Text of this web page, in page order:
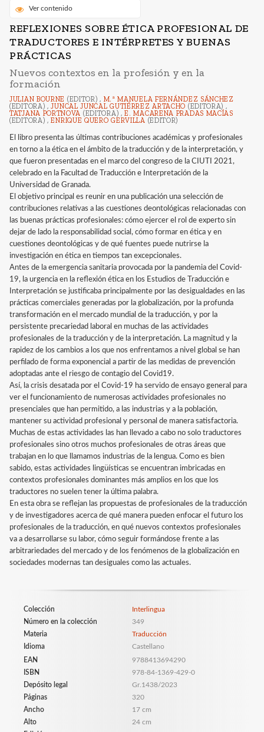
Ver contenido
REFLEXIONES SOBRE ÉTICA PROFESIONAL DE
TRADUCTORES E INTÉRPRETES Y BUENAS
PRÁCTICAS
Nuevos contextos en la profesión y en la
formación
JULIAN BOURNE (EDITOR) , M.ª MANUELA FERNÁNDEZ SÁNCHEZ
(EDITORA) ,JUNCAL JUNCAL GUTIÉRREZ ARTACHO (EDITORA) ,
TATJANA PORTNOVA (EDITORA) ,E. MACARENA PRADAS MACÍAS
(EDITORA) ,ENRIQUE QUERO GERVILLA (EDITOR)
El libro presenta las últimas contribuciones académicas y profesionales
en torno a la ética en el ámbito de la traducción y de la interpretación, y
que fueron presentadas en el marco del congreso de la CIUTI 2021,
celebrado en la Facultad de Traducción e Interpretación de la
Universidad de Granada.
El objetivo principal es reunir en una publicación una selección de
contribuciones relativas a las cuestiones deontológicas relacionadas con
las buenas prácticas profesionales: cómo ejercer el rol de experto sin
dejar de lado la responsabilidad social, cómo formar en ética y en
cuestiones deontológicas y de qué fuentes puede nutrirse la
investigación en ética en tiempos tan excepcionales.
Antes de la emergencia sanitaria provocada por la pandemia del Covid-
19, la urgencia en la reflexión ética en los Estudios de Traducción e
Interpretación se justificaba principalmente por las desigualdades en las
prácticas comerciales generadas por la globalización, por la profunda
transformación en el mercado mundial de la traducción, y por la
persistente precariedad laboral en muchas de las actividades
profesionales de la traducción y de la interpretación. La magnitud y la
rapidez de los cambios a los que nos enfrentamos a nivel global se han
perfilado de forma exponencial a partir de las medidas de prevención
adoptadas ante el riesgo de contagio del Covid19.
Así, la crisis desatada por el Covid-19 ha servido de ensayo general para
ver el funcionamiento de numerosas actividades profesionales no
presenciales que han permitido, a las industrias y a la población,
mantener su actividad profesional y personal de manera satisfactoria.
Muchas de estas actividades las han llevado a cabo no solo traductores
profesionales sino otros muchos profesionales de otras áreas que
trabajan en lo que llamamos industrias de la lengua. Como es bien
sabido, estas actividades lingüísticas se encuentran imbricadas en
contextos profesionales dominantes más amplios en los que los
traductores no suelen tener la última palabra.
En esta obra se reflejan las propuestas de profesionales de la traducción
y de investigadores acerca de qué manera pueden enfocar el futuro los
profesionales de la traducción, en qué nuevos contextos profesionales
va a desarrollarse su labor, cómo seguir formándose frente a las
arbitrariedades del mercado y de los fenómenos de la globalización en
sociedades modernas tan desiguales como las actuales.
Colección
Interlingua
Número en la colección
349
Materia
Traducción
Idioma
Castellano
EAN
9788413694290
ISBN
978-84-1369-429-0
Depósito legal
Gr.1438/2023
Páginas
320
Ancho
17 cm
Alto
24 cm